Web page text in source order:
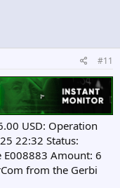
#11
USD: Operation
22:32 Status:
E008883 Amount: 6
from the Gerbi